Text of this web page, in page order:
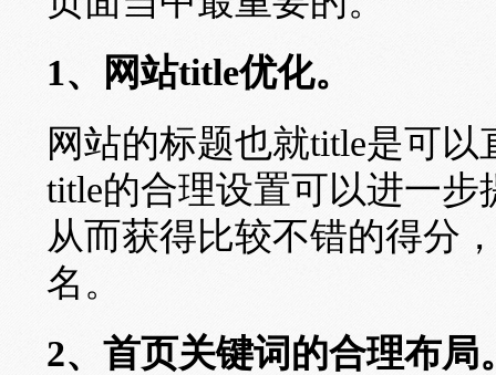
1、网站title优化。
网站的标题也就title是可
title的合理设置可以进一
从而获得比较不错的得分
名。
2、首页关键词的合理布局